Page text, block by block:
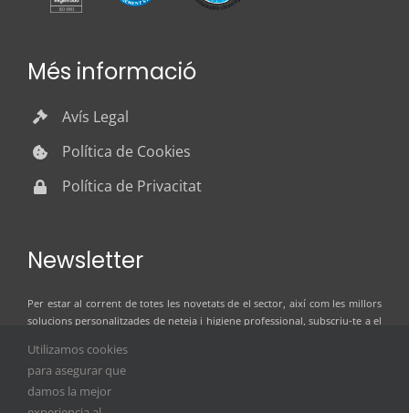
Més informació
Avís Legal
Política de Cookies
Política de Privacitat
Newsletter
Per estar al corrent de totes les novetats de el sector, així com les millors
solucions personalitzades de neteja i higiene professional, subscriu-te a el
Utilizamos cookies
para asegurar que
damos la mejor